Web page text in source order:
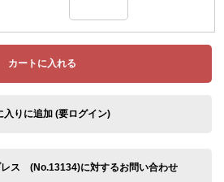
カートに入れる
入りに追加 (要ログイン)
ス (No.13134)に対するお問い合わせ